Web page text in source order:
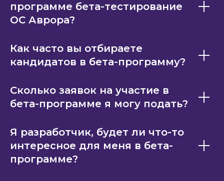
программе бета-тестирование
ОС Аврора?
Как часто вы отбираете
кандидатов в бета-программу?
Сколько заявок на участие в
бета-программе я могу подать?
Я разработчик, будет ли что-то
интересное для меня в бета-
программе?